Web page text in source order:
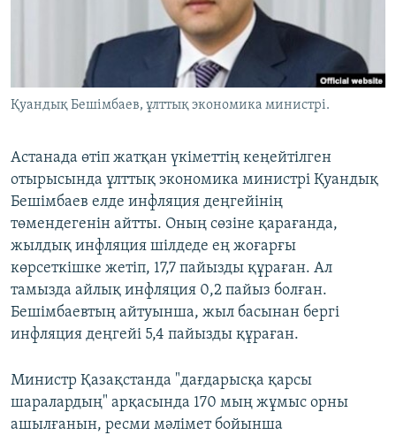
Басқа тілдерде
Қуандық Бешімбаев, ұлттық экономика министрі.
Астанада өтіп жатқан үкіметтің кеңейтілген
отырысында ұлттық экономика министрі Қуандық
Бешімбаев елде инфляция деңгейінің
төмендегенін айтты. Оның сөзіне қарағанда,
жылдық инфляция шілдеде ең жоғарғы
көрсеткішке жетіп, 17,7 пайызды құраған. Ал
тамызда айлық инфляция 0,2 пайыз болған.
Бешімбаевтың айтуынша, жыл басынан бергі
инфляция деңгейі 5,4 пайызды құраған.
Министр Қазақстанда "дағдарысқа қарсы
шаралардың" арқасында 170 мың жұмыс орны
ашылғанын, ресми мәлімет бойынша